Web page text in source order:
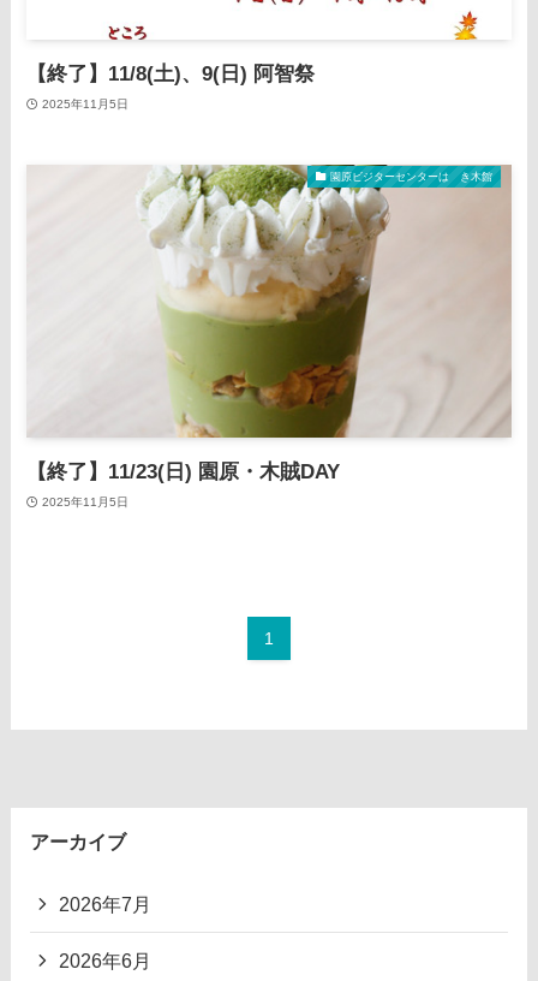
【終了】11/8(土)、9(日) 阿智祭
2025年11月5日
園原ビジターセンターはゝき木館
【終了】11/23(日) 園原・木賊DAY
2025年11月5日
1
アーカイブ
2026年7月
2026年6月